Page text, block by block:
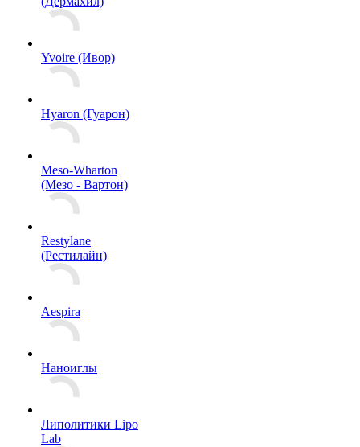
Yvoire (Ивор)
Hyaron (Гуарон)
Meso-Wharton
(Мезо - Вартон)
Restylane
(Рестилайн)
Aespira
Наноиглы
Липолитики Lipo
Lab